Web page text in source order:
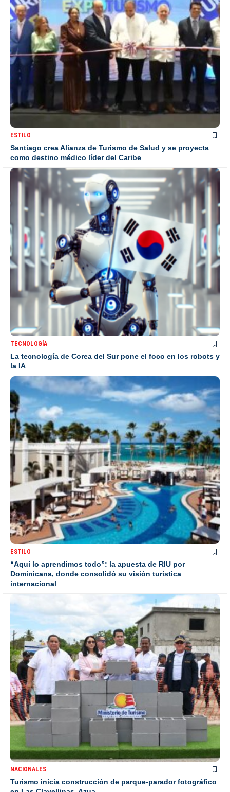
ESTILO
Santiago crea Alianza de Turismo de Salud y se proyecta
como destino médico líder del Caribe
TECNOLOGÍA
La tecnología de Corea del Sur pone el foco en los robots y
la IA
ESTILO
“Aquí lo aprendimos todo”: la apuesta de RIU por
Dominicana, donde consolidó su visión turística
internacional
NACIONALES
Turismo inicia construcción de parque-parador fotográfico